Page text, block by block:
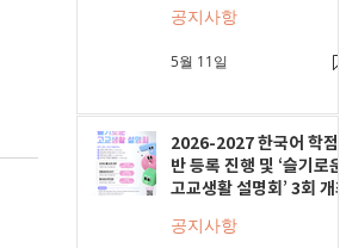
공지사항
5월 11일
2026-2027 한국어 학점
반 등록 진행 및 ‘슬기로운
고교생활 설명회’ 3회 개최
공지사항